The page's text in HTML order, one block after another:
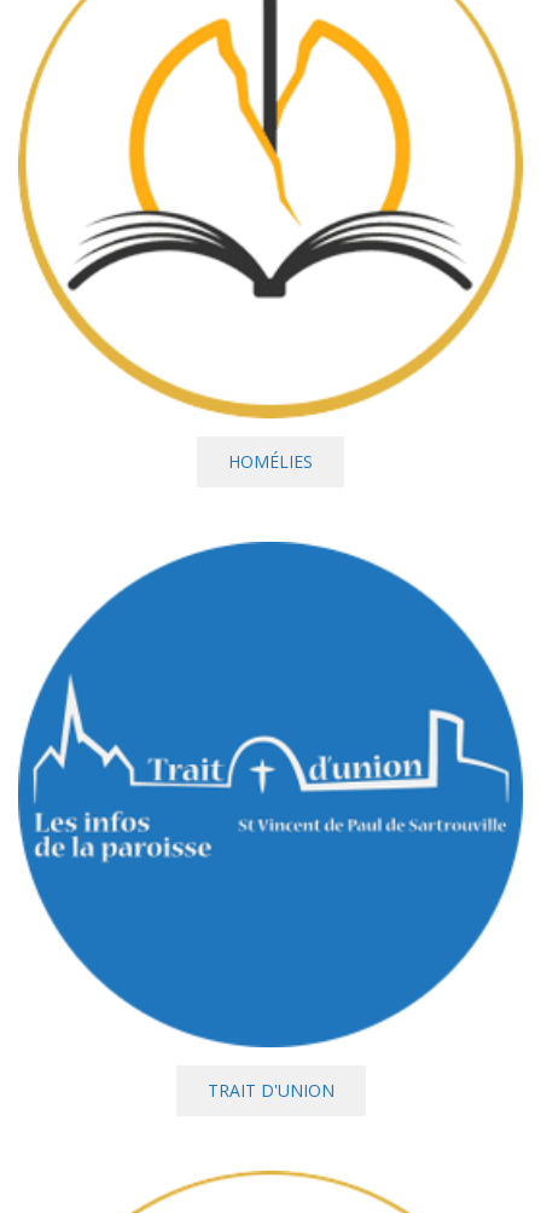
HOMÉLIES
TRAIT D'UNION